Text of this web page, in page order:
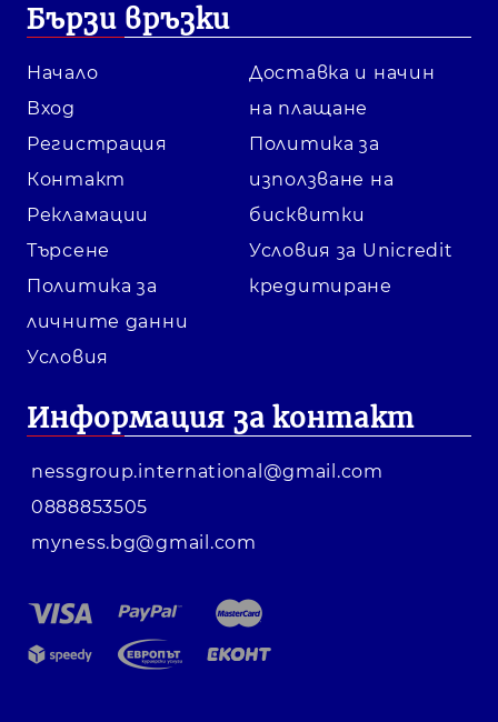
Бързи връзки
Начало
Вход
Регистрация
Контакт
Рекламации
Търсене
Политика за
личните данни
Условия
Доставка и начин
на плащане
Политика за
използване на
бисквитки
Условия за Unicredit
кредитиране
Информация за контакт
nessgroup.international@gmail.com
0888853505
myness.bg@gmail.com